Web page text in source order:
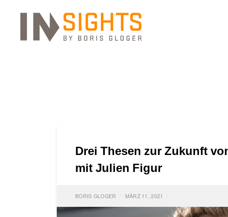
Drei Thesen zur Zukunft
mit Julien Figur
BORIS GLOGER MÄRZ 11, 2021